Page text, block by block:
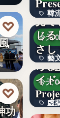
♡
案
功
♡
韓
文
今天
藝
見て
じる
さ
界へ
今天
虛
7人
イド